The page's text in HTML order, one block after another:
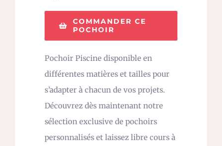
COMMANDER CE
POCHOIR
Pochoir Piscine disponible en
différentes matières et tailles pour
s’adapter à chacun de vos projets.
Découvrez dès maintenant notre
sélection exclusive de pochoirs
personnalisés et laissez libre cours à